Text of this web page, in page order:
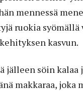
mennessä
ruokia syömällä
kasvun.
jälleen söin kalaa
makkaraa, joka